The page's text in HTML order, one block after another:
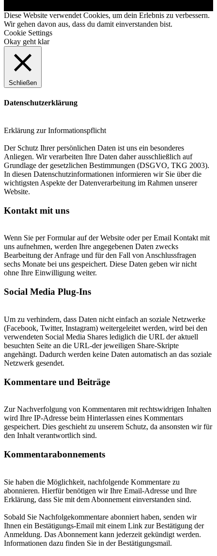
Diese Website verwendet Cookies, um dein Erlebnis zu verbessern.
Wir gehen davon aus, dass du damit einverstanden bist.
Cookie Settings
Okay geht klar
Schließen
Datenschutzerklärung
Erklärung zur Informationspflicht
Der Schutz Ihrer persönlichen Daten ist uns ein besonderes
Anliegen. Wir verarbeiten Ihre Daten daher ausschließlich auf
Grundlage der gesetzlichen Bestimmungen (DSGVO, TKG 2003).
In diesen Datenschutzinformationen informieren wir Sie über die
wichtigsten Aspekte der Datenverarbeitung im Rahmen unserer
Website.
Kontakt mit uns
Wenn Sie per Formular auf der Website oder per Email Kontakt mit
uns aufnehmen, werden Ihre angegebenen Daten zwecks
Bearbeitung der Anfrage und für den Fall von Anschlussfragen
sechs Monate bei uns gespeichert. Diese Daten geben wir nicht
ohne Ihre Einwilligung weiter.
Social Media Plug-Ins
Um zu verhindern, dass Daten nicht einfach an soziale Netzwerke
(Facebook, Twitter, Instagram) weitergeleitet werden, wird bei den
verwendeten Social Media Shares lediglich die URL der aktuell
besuchten Seite an die URL-der jeweiligen Share-Skripte
angehängt. Dadurch werden keine Daten automatisch an das soziale
Netzwerk gesendet.
Kommentare und Beiträge
Zur Nachverfolgung von Kommentaren mit rechtswidrigen Inhalten
wird Ihre IP-Adresse beim Hinterlassen eines Kommentars
gespeichert. Dies geschieht zu unserem Schutz, da ansonsten wir für
den Inhalt verantwortlich sind.
Kommentarabonnements
Sie haben die Möglichkeit, nachfolgende Kommentare zu
abonnieren. Hierfür benötigen wir Ihre Email-Adresse und Ihre
Erklärung, dass Sie mit dem Abonnement einverstanden sind.
Sobald Sie Nachfolgekommentare abonniert haben, senden wir
Ihnen ein Bestätigungs-Email mit einem Link zur Bestätigung der
Anmeldung. Das Abonnement kann jederzeit gekündigt werden.
Informationen dazu finden Sie in der Bestätigungsmail.